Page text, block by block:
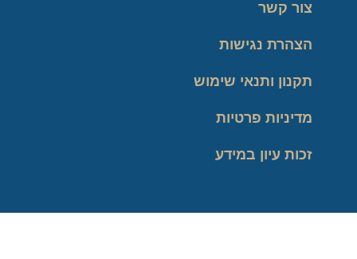
צור קשר
הצהרת נגישות
תקנון ותנאי שימוש
מדיניות פרטיות
זכות עיון במידע